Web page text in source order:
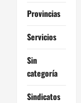
Provincias
Servicios
Sin
categoría
Sindicatos